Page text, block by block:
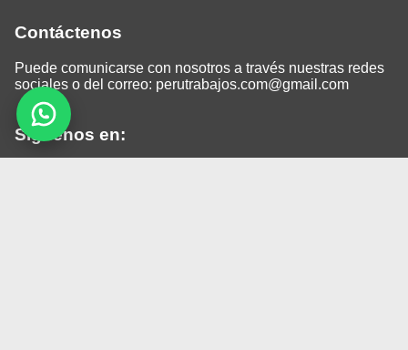
Contáctenos
Puede comunicarse con nosotros a través nuestras redes
sociales o del correo: perutrabajos.com@gmail.com
Siguenos en: